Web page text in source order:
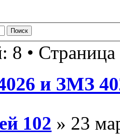
8 • Страница
и ЗМЗ
102 » 23